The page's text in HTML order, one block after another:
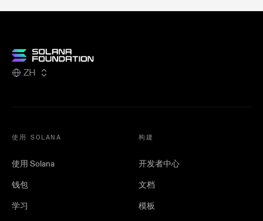
ZH
使用 SOLANA
使用 Solana
钱包
学习
构建
开发者中心
文档
模板